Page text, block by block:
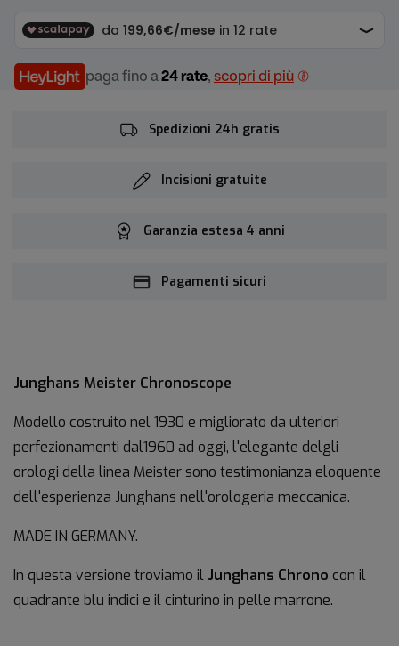
paga fino a 24 rate, scopri di più
Spedizioni 24h gratis
Incisioni gratuite
Garanzia estesa 4 anni
Pagamenti sicuri
Junghans Meister Chronoscope
Modello costruito nel 1930 e migliorato da ulteriori
perfezionamenti dal1960 ad oggi, l'elegante delgli
orologi della linea Meister sono testimonianza eloquente
dell'esperienza Junghans nell'orologeria meccanica.
MADE IN GERMANY.
In questa versione troviamo il Junghans Chrono con il
quadrante blu indici e il cinturino in pelle marrone.